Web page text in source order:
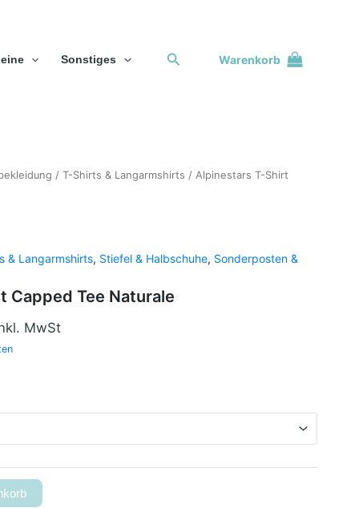
Sonstiges SuchenWarenkorb
/ T-Shirts & Langarmshirts / Alpinestars T-Shirt
& Langarmshirts, Stiefel & Halbschuhe, Sonderposten &
Capped Tee Naturale
€.
MwSt